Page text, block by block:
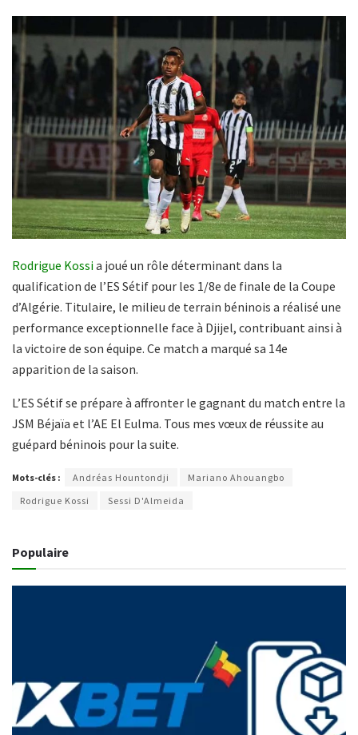
Rodrigue Kossia joué un rôle déterminant dans la
qualification de l’ES Sétif pour les 1/8e de finale de la Coupe
d’Algérie. Titulaire, le milieu de terrain béninois a réalisé une
performance exceptionnelle face à Djijel, contribuant ainsi à
la victoire de son équipe. Ce match a marqué sa 14e
apparition de la saison.
L’ES Sétif se prépare à affronter le gagnant du match entre la
JSM Béjaïa et l’AE El Eulma. Tous mes vœux de réussite au
guépard béninois pour la suite.
Mots-clés : Andréas Hountondji
Mariano Ahouangbo
Rodrigue Kossi
Sessi D'Almeida
Populaire